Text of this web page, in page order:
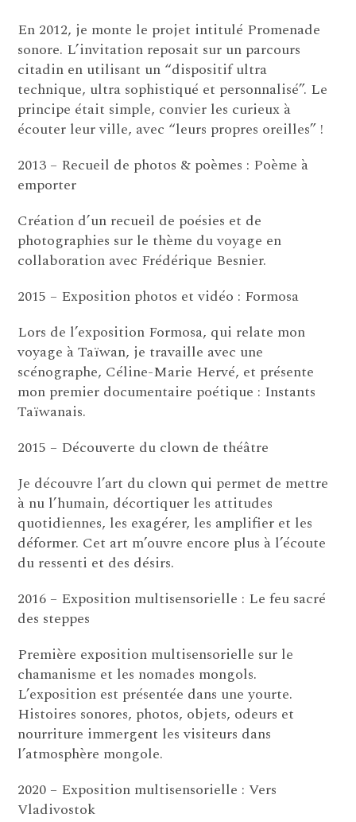
En 2012, je monte le projet intitulé Promenade
sonore. L’invitation reposait sur un parcours
citadin en utilisant un “dispositif ultra
technique, ultra sophistiqué et personnalisé”. Le
principe était simple, convier les curieux à
écouter leur ville, avec “leurs propres oreilles” !
2013 – Recueil de photos & poèmes : Poème à
emporter
Création d’un recueil de poésies et de
photographies sur le thème du voyage en
collaboration avec Frédérique Besnier.
2015 – Exposition photos et vidéo : Formosa
Lors de l’exposition Formosa, qui relate mon
voyage à Taïwan, je travaille avec une
scénographe, Céline-Marie Hervé, et présente
mon premier documentaire poétique : Instants
Taïwanais.
2015 – Découverte du clown de théâtre
Je découvre l’art du clown qui permet de mettre
à nu l’humain, décortiquer les attitudes
quotidiennes, les exagérer, les amplifier et les
déformer. Cet art m’ouvre encore plus à l’écoute
du ressenti et des désirs.
2016 – Exposition multisensorielle : Le feu sacré
des steppes
Première exposition multisensorielle sur le
chamanisme et les nomades mongols.
L’exposition est présentée dans une yourte.
Histoires sonores, photos, objets, odeurs et
nourriture immergent les visiteurs dans
l’atmosphère mongole.
2020 – Exposition multisensorielle : Vers
Vladivostok